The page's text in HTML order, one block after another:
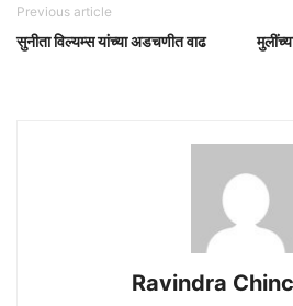
Previous article
सुनीता विल्यम्स यांच्या अडचणीत वाढ
Ravindra